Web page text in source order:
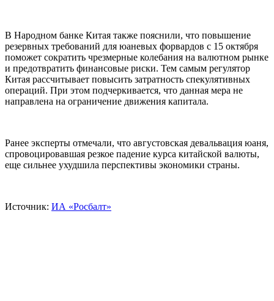
В Народном банке Китая также пояснили, что повышение
резервных требований для юаневых форвардов с 15 октября
поможет сократить чрезмерные колебания на валютном рынке
и предотвратить финансовые риски. Тем самым регулятор
Китая рассчитывает повысить затратность спекулятивных
операций. При этом подчеркивается, что данная мера не
направлена на ограничение движения капитала.
Ранее эксперты отмечали, что августовская девальвация юаня,
спровоцировавшая резкое падение курса китайской валюты,
еще сильнее ухудшила перспективы экономики страны.
Источник: ИА «Росбалт»